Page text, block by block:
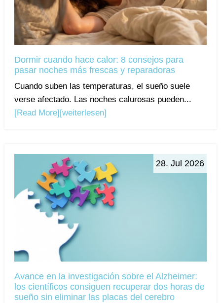
Dormir cuando hace calor: 8 consejos para
pasar noches más frescas y reparadoras
Cuando suben las temperaturas, el sueño suele
verse afectado. Las noches calurosas pueden...
[Read More] [weiterlesen]
28. Jul 2026
Avance en la investigación sobre el Alzheimer:
los científicos consiguen recuperar dos horas de
sueño sin eliminar las placas del cerebro